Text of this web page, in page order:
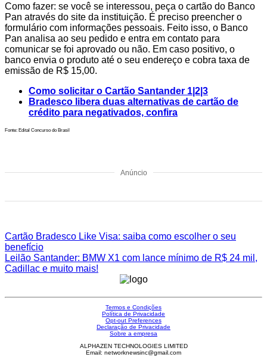
Como fazer: se você se interessou, peça o cartão do Banco
Pan através do site da instituição. É preciso preencher o
formulário com informações pessoais. Feito isso, o Banco
Pan analisa ao seu pedido e entra em contato para
comunicar se foi aprovado ou não. Em caso positivo, o
banco envia o produto até o seu endereço e cobra taxa de
emissão de R$ 15,00.
Como solicitar o Cartão Santander 1|2|3
Bradesco libera duas alternativas de cartão de
crédito para negativados, confira
Fonte: Edital Concurso do Brasil
Anúncio
Cartão Bradesco Like Visa: saiba como escolher o seu
benefício
Leilão Santander: BMW X1 com lance mínimo de R$ 24 mil,
Cadillac e muito mais!
Termos e Condições
Política de Privacidade
Opt-out Preferences
Declaração de Privacidade
Sobre a empresa
ALPHAZEN TECHNOLOGIES LIMITED
Email: networknewsinc@gmail.com